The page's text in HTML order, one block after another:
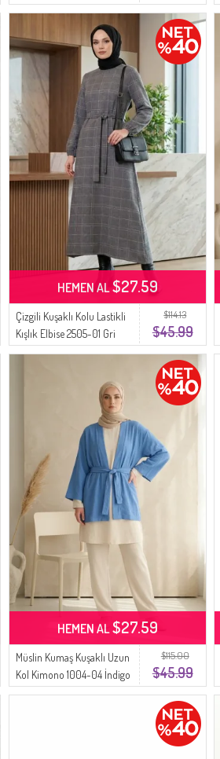
Siyah
$114.13
$45.99
Çizgili Kuşaklı Kolu Lastikli
Kışlık Elbise 2505-01 Gri
HEMEN AL$27.59
$115.00
$45.99
Müslin Kumaş Kuşaklı Uzun
Kol Kimono 1004-04 İndigo
HEMEN AL$27.59